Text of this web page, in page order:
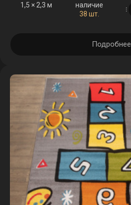
1,5 × 2,3 м
наличие
38 шт.
в корзине
Подробнее